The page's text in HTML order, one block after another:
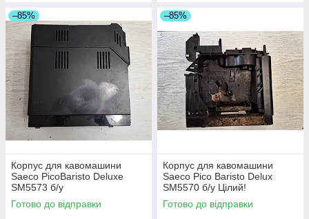
–85%
Корпус для кавомашини
Saeco PicoBaristo Deluxe
SM5573 б/у
Готово до відправки
–85%
Корпус для кавомашини
Saeco Pico Baristo Delux
SM5570 б/у Цілий!
Готово до відправки